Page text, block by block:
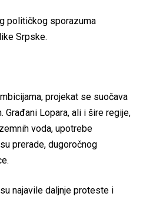
političkog sporazuma
Srpske.
projekat se suočava
Lopara, ali i šire regije,
voda, upotrebe
prerade, dugoročnog
najavile daljnje proteste i